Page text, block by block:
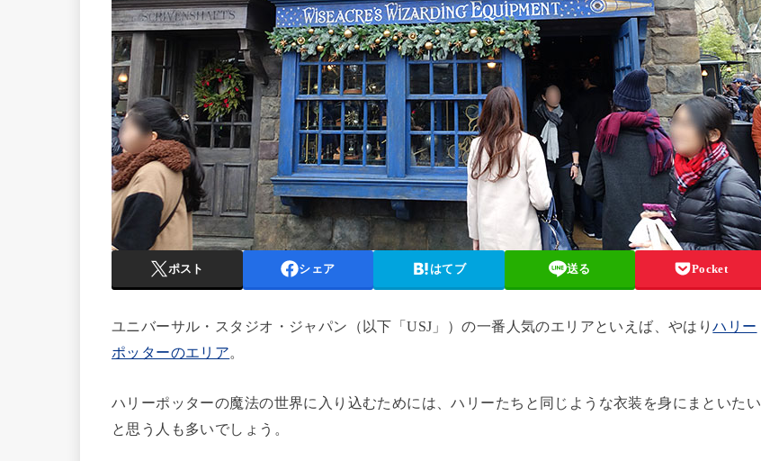
ポスト シェア はてブ 送る Pocket
ユニバーサル・スタジオ・ジャパン（以下「USJ」）の一番人気のエリアといえば、やはりハリー
ポッターのエリア。
ハリーポッターの魔法の世界に入り込むためには、ハリーたちと同じような衣装を身にまといたい
と思う人も多いでしょう。